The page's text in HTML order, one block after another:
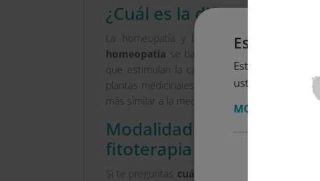
¿Cuál es la diferencia
La homeopatía y la fitoterapia son terapias
homeopatía se basa en el principio de «lo
que estimulan la capacidad de autocuración
plantas medicinales con principios activos
más similar a la medicina convencional.
Modalidad de
fitoterapia y nutrición
Si te preguntas cuánto dura la especialidad
Este sitio
Este sitio web
usted acepta
MOSTRAR